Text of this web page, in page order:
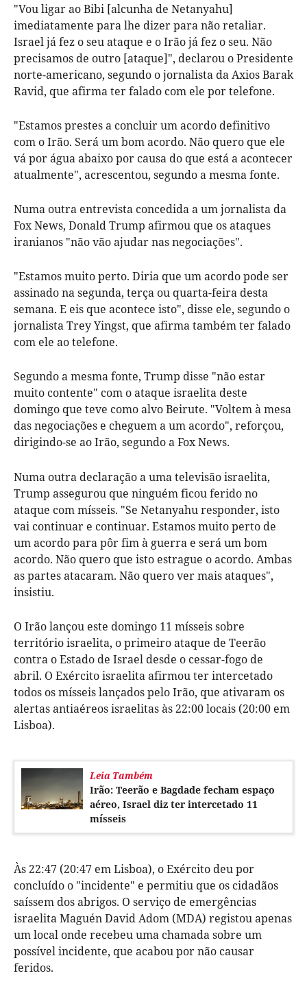
"Vou ligar ao Bibi [alcunha de Netanyahu]
imediatamente para lhe dizer para não retaliar.
Israel já fez o seu ataque e o Irão já fez o seu. Não
precisamos de outro [ataque]", declarou o Presidente
norte-americano, segundo o jornalista da Axios Barak
Ravid, que afirma ter falado com ele por telefone.
"Estamos prestes a concluir um acordo definitivo
com o Irão. Será um bom acordo. Não quero que ele
vá por água abaixo por causa do que está a acontecer
atualmente", acrescentou, segundo a mesma fonte.
Numa outra entrevista concedida a um jornalista da
Fox News, Donald Trump afirmou que os ataques
iranianos "não vão ajudar nas negociações".
"Estamos muito perto. Diria que um acordo pode ser
assinado na segunda, terça ou quarta-feira desta
semana. E eis que acontece isto", disse ele, segundo o
jornalista Trey Yingst, que afirma também ter falado
com ele ao telefone.
Segundo a mesma fonte, Trump disse "não estar
muito contente" com o ataque israelita deste
domingo que teve como alvo Beirute. "Voltem à mesa
das negociações e cheguem a um acordo", reforçou,
dirigindo-se ao Irão, segundo a Fox News.
Numa outra declaração a uma televisão israelita,
Trump assegurou que ninguém ficou ferido no
ataque com mísseis. "Se Netanyahu responder, isto
vai continuar e continuar. Estamos muito perto de
um acordo para pôr fim à guerra e será um bom
acordo. Não quero que isto estrague o acordo. Ambas
as partes atacaram. Não quero ver mais ataques",
insistiu.
O Irão lançou este domingo 11 mísseis sobre
território israelita, o primeiro ataque de Teerão
contra o Estado de Israel desde o cessar-fogo de
abril. O Exército israelita afirmou ter intercetado
todos os mísseis lançados pelo Irão, que ativaram os
alertas antiaéreos israelitas às 22:00 locais (20:00 em
Lisboa).
Leia Também
Irão: Teerão e Bagdade fecham espaço
aéreo, Israel diz ter intercetado 11
mísseis
Às 22:47 (20:47 em Lisboa), o Exército deu por
concluído o "incidente" e permitiu que os cidadãos
saíssem dos abrigos. O serviço de emergências
israelita Maguén David Adom (MDA) registou apenas
um local onde recebeu uma chamada sobre um
possível incidente, que acabou por não causar
feridos.